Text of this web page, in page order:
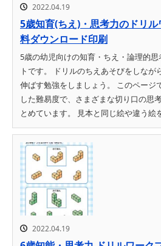
2022.04.19
5歳知育(ちえ)・思考力のドリ
料ダウンロード印刷
5歳の幼児向けの知育・ちえ・論理的
トです。 ドリルのちえあそびをしなが
伸ばす勉強をしましょう。 このページ
した難易度で、さまざまな切り口の思
とめています。 見本と同じ絵や違う絵
2022.04.19